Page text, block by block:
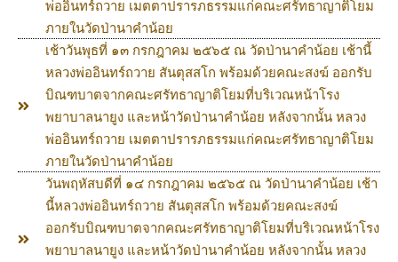
พ่ออินทร์ถวาย เมตตาปรารภธรรมแก่คณะศรัทธาญาติโยม
ภายในวัดป่านาคำน้อย
เช้าวันพุธที่ ๑๓ กรกฎาคม ๒๕๖๕ ณ วัดป่านาคำน้อย เช้านี้
หลวงพ่ออินทร์ถวาย สันตุสสโก พร้อมด้วยคณะสงฆ์ ออกรับ
บิณฑบาตจากคณะศรัทธาญาติโยมที่บริเวณหน้าโรง
พยาบาลนายูง และหน้าวัดป่านาคำน้อย หลังจากนั้น หลวง
พ่ออินทร์ถวาย เมตตาปรารภธรรมแก่คณะศรัทธาญาติโยม
ภายในวัดป่านาคำน้อย
วันพฤหัสบดีที่ ๑๔ กรกฎาคม ๒๕๖๕ ณ วัดป่านาคำน้อย เช้า
นี้หลวงพ่ออินทร์ถวาย สันตุสสโก พร้อมด้วยคณะสงฆ์
ออกรับบิณฑบาตจากคณะศรัทธาญาติโยมที่บริเวณหน้าโรง
พยาบาลนายูง และหน้าวัดป่านาคำน้อย หลังจากนั้น หลวง